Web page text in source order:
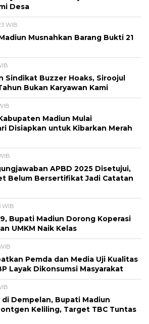
Desa
WIB
Musnahkan Barang Bukti 21
Sindikat Buzzer Hoaks, Siroojul
Bukan Karyawan Kami
Madiun Mulai
Disiapkan untuk Kibarkan Merah
APBD 2025 Disetujui,
Belum Bersertifikat Jadi Catatan
WIB
Bupati Madiun Dorong Koperasi
UMKM Naik Kelas
Pemda dan Media Uji Kualitas
Layak Dikonsumsi Masyarakat
di Dempelan, Bupati Madiun
Keliling, Target TBC Tuntas